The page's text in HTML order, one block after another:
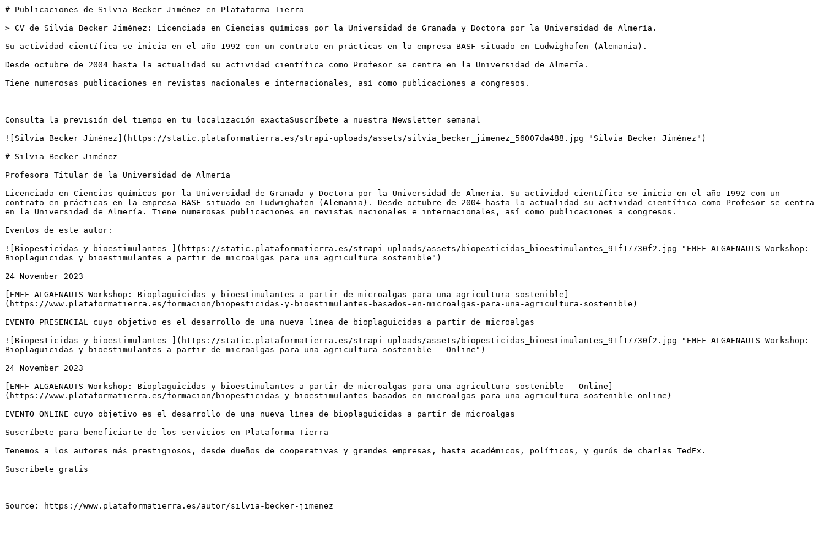
# Publicaciones de Silvia Becker Jiménez en Plataforma Tierra
> CV de Silvia Becker Jiménez: Licenciada en Ciencias químicas por la Universidad de Granada y Doctora por la Universidad de Almería.
Su actividad científica se inicia en el año 1992 con un contrato en prácticas en la empresa BASF situado en Ludwighafen (Alemania).
Desde octubre de 2004 hasta la actualidad su actividad científica como Profesor se centra en la Universidad de Almería.
Tiene numerosas publicaciones en revistas nacionales e internacionales, así como publicaciones a congresos.
---
Consulta la previsión del tiempo en tu localización exactaSuscríbete a nuestra Newsletter semanal
![Silvia Becker Jiménez](https://static.plataformatierra.es/strapi-uploads/assets/silvia_becker_jimenez_56007da488.jpg "Silvia Becker Jiménez")
# Silvia Becker Jiménez
Profesora Titular de la Universidad de Almería
Licenciada en Ciencias químicas por la Universidad de Granada y Doctora por la Universidad de Almería. Su actividad científica se inicia en el año 1992 con un
contrato en prácticas en la empresa BASF situado en Ludwighafen (Alemania). Desde octubre de 2004 hasta la actualidad su actividad científica como Profesor se centra
en la Universidad de Almería. Tiene numerosas publicaciones en revistas nacionales e internacionales, así como publicaciones a congresos.
Eventos de este autor:
![Biopesticidas y bioestimulantes ](https://static.plataformatierra.es/strapi-uploads/assets/biopesticidas_bioestimulantes_91f17730f2.jpg "EMFF-ALGAENAUTS Workshop:
Bioplaguicidas y bioestimulantes a partir de microalgas para una agricultura sostenible")
24 November 2023
[EMFF-ALGAENAUTS Workshop: Bioplaguicidas y bioestimulantes a partir de microalgas para una agricultura sostenible]
(https://www.plataformatierra.es/formacion/biopesticidas-y-bioestimulantes-basados-en-microalgas-para-una-agricultura-sostenible)
EVENTO PRESENCIAL cuyo objetivo es el desarrollo de una nueva línea de bioplaguicidas a partir de microalgas
![Biopesticidas y bioestimulantes ](https://static.plataformatierra.es/strapi-uploads/assets/biopesticidas_bioestimulantes_91f17730f2.jpg "EMFF-ALGAENAUTS Workshop:
Bioplaguicidas y bioestimulantes a partir de microalgas para una agricultura sostenible - Online")
24 November 2023
[EMFF-ALGAENAUTS Workshop: Bioplaguicidas y bioestimulantes a partir de microalgas para una agricultura sostenible - Online]
(https://www.plataformatierra.es/formacion/biopesticidas-y-bioestimulantes-basados-en-microalgas-para-una-agricultura-sostenible-online)
EVENTO ONLINE cuyo objetivo es el desarrollo de una nueva línea de bioplaguicidas a partir de microalgas
Suscríbete para beneficiarte de los servicios en Plataforma Tierra
Tenemos a los autores más prestigiosos, desde dueños de cooperativas y grandes empresas, hasta académicos, políticos, y gurús de charlas TedEx.
Suscríbete gratis
---